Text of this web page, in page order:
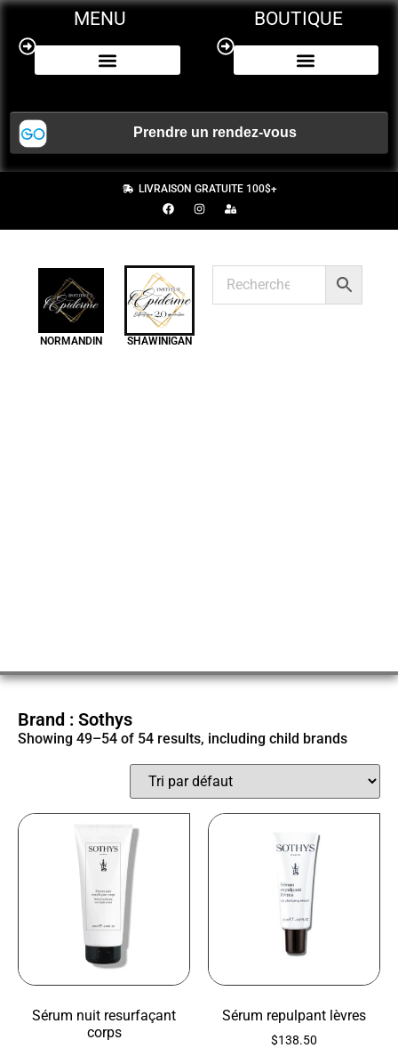
MENU BOUTIQUE
LIVRAISON GRATUITE 100$+
NORMANDIN SHAWINIGAN
Brand : Sothys
Showing 49–54 of 54 results, including child brands
Sérum nuit resurfaçant
corps
Sérum repulpant lèvres
$138.50